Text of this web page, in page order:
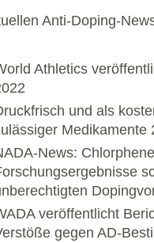
Anti-Doping-
Athletics
und als
Medikamente
News:
veröffentlicht
gegen AD-